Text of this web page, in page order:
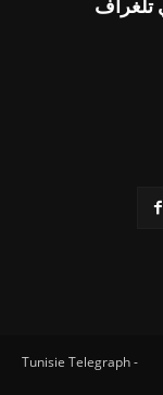
Tunisie Telegraph -